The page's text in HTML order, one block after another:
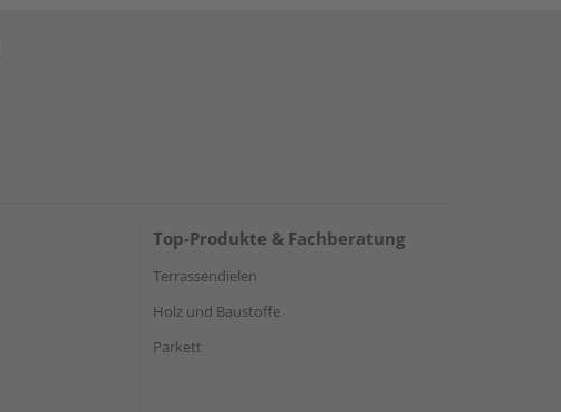
Top-Produkte & Fachberatung
Terrassendielen
Holz und Baustoffe
Parkett